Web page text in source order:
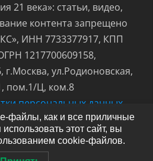
21 века»: статьи, видео,
контента запрещено
ИНН 7733377917, КПП
1217700609158,
г.Москва, ул.Родионовская,
пом.1/Ц, ком.8
персональных данных
файлы, как и все приличные
этот сайт, вы
cookie-файлов.